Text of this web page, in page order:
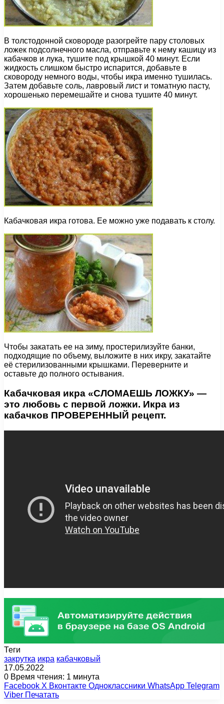
В толстодонной сковороде разогрейте пару столовых
ложек подсолнечного масла, отправьте к нему кашицу из
кабачков и лука, тушите под крышкой 40 минут. Если
жидкость слишком быстро испарится, добавьте в
сковороду немного воды, чтобы икра именно тушилась.
Затем добавьте соль, лавровый лист и томатную пасту,
хорошенько перемешайте и снова тушите 40 минут.
Кабачковая икра готова. Ее можно уже подавать к столу.
Чтобы закатать ее на зиму, простерилизуйте банки,
подходящие по объему, выложите в них икру, закатайте
её стерилизованными крышками. Переверните и
оставьте до полного остывания.
Кабачковая икра «СЛОМАЕШЬ ЛОЖКУ» —
это любовь с первой ложки. Икра из
кабачков ПРОВЕРЕННЫЙ рецепт.
Теги
закрутка икра кабачковый
17.05.2022
0 Время чтения: 1 минута
Facebook X Вконтакте Одноклассники WhatsApp Telegram
Viber Печатать